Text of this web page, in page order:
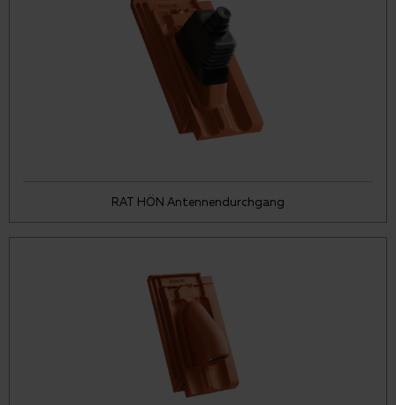
RAT HÖN Antennendurchgang